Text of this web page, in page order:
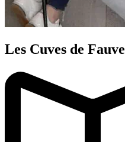
Les Cuves de Fauve